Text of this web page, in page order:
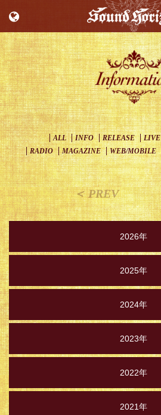
ALL INFO RELEASE LIVE
RADIO
MAGAZINE WEB/MOBILE
＜ PREV
2026年
2025年
2024年
2023年
2022年
2021年